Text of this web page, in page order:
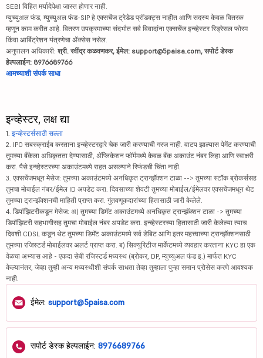
SEBI विहित मर्यादेपेक्षा जास्त होणार नाही.
म्युच्युअल फंड, म्युच्युअल फंड-SIP हे एक्सचेंज ट्रेडेड प्रॉडक्ट्स नाहीत आणि सदस्य केवळ वितरक
म्हणून काम करीत आहे. वितरण उपक्रमाच्या संदर्भात सर्व विवादांना एक्सचेंज इन्व्हेस्टर रिड्रेसल फोरम
किंवा आर्बिट्रेशन यंत्रणेचा ॲक्सेस नसेल.
अनुपालन अधिकारी: श्री. रवींद्र कळवणकर, ईमेल: support@5paisa.com, सपोर्ट डेस्क
हेल्पलाईन: 8976689766
आमच्याशी संपर्क साधा
इन्व्हेस्टर, लक्ष द्या
1. इन्व्हेस्टर्ससाठी सल्ला
2. IPO सबस्क्राईब करताना इन्व्हेस्टरद्वारे चेक जारी करण्याची गरज नाही. वाटप झाल्यास पेमेंट करण्याची
तुमच्या बँकेला अधिकृतता देण्यासाठी, ॲप्लिकेशन फॉर्ममध्ये केवळ बँक अकाउंट नंबर लिहा आणि स्वाक्षरी
करा. पैसे इन्व्हेस्टरच्या अकाउंटमध्ये राहत असल्याने रिफंडची चिंता नाही.
3. एक्सचेंजमधून मेसेज: तुमच्या अकाउंटमध्ये अनधिकृत ट्रान्झॅक्शन टाळा --> तुमच्या स्टॉक ब्रोकर्ससह
तुमचा मोबाईल नंबर/ईमेल ID अपडेट करा. दिवसाच्या शेवटी तुमच्या मोबाईल/ईमेलवर एक्सचेंजमधून थेट
तुमच्या ट्रान्झॅक्शनची माहिती प्राप्त करा. गुंतवणूकदारांच्या हितासाठी जारी केलेले.
4. डिपॉझिटरीकडून मेसेज: अ) तुमच्या डिमॅट अकाउंटमध्ये अनधिकृत ट्रान्झॅक्शन टाळा -> तुमच्या
डिपॉझिटरी सहभागीसह तुमचा मोबाईल नंबर अपडेट करा. इन्व्हेस्टरच्या हितासाठी जारी केलेल्या त्याच
दिवशी CDSL कडून थेट तुमच्या डिमॅट अकाउंटमध्ये सर्व डेबिट आणि इतर महत्त्वाच्या ट्रान्झॅक्शनसाठी
तुमच्या रजिस्टर्ड मोबाईलवर अलर्ट प्राप्त करा. ब) सिक्युरिटीज मार्केटमध्ये व्यवहार करताना KYC हा एक
वेळचा अभ्यास आहे - एकदा सेबी रजिस्टर्ड मध्यस्थ (ब्रोकर, DP, म्युच्युअल फंड इ.) मार्फत KYC
केल्यानंतर, जेव्हा तुम्ही अन्य मध्यस्थीशी संपर्क साधता तेव्हा तुम्हाला पुन्हा समान प्रोसेस करणे आवश्यक
नाही.
ईमेल: support@5paisa.com
सपोर्ट डेस्क हेल्पलाईन: 8976689766